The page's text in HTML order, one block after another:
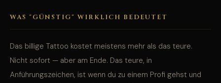
WAS "GÜNSTIG" WIRKLICH BEDEUTET
Das billige Tattoo kostet meistens mehr als das teure.
Nicht sofort — aber am Ende. Das teure, in
Anführungszeichen, ist wenn du zu einem Profi gehst und